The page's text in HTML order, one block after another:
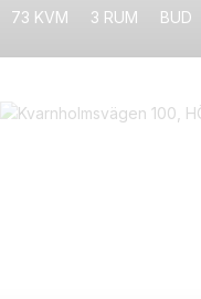
73 KVM 3 RUM BUD